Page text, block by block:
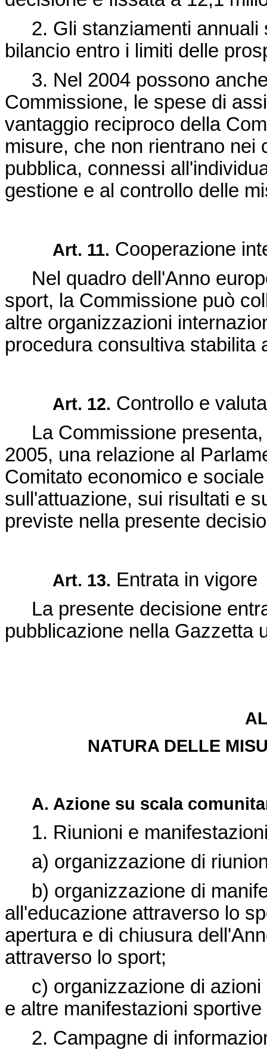
2. Gli stanziamenti
bilancio entro i limiti delle
3. Nel 2004 possono
Commissione, le spese di
vantaggio reciproco della
misure, che non rientrano nei
pubblica, connessi
gestione e al controllo delle
Art. 11. Cooperazione
Nel quadro dell'Anno
sport, la Commissione può
altre organizzazioni
procedura consultiva stabilita
Art. 12. Controllo e
La Commissione
2005, una relazione al
Comitato economico e
sull'attuazione, sui risultati e
previste nella presente
Art. 13. Entrata in vigore
La presente decisione
pubblicazione nella Gazzetta
NATURA DELLE
A. Azione su scala
1. Riunioni e
a) organizzazione di
b) organizzazione di
all'educazione attraverso lo
apertura e di chiusura
attraverso lo sport;
c) organizzazione di azioni
e altre manifestazioni
2. Campagne di